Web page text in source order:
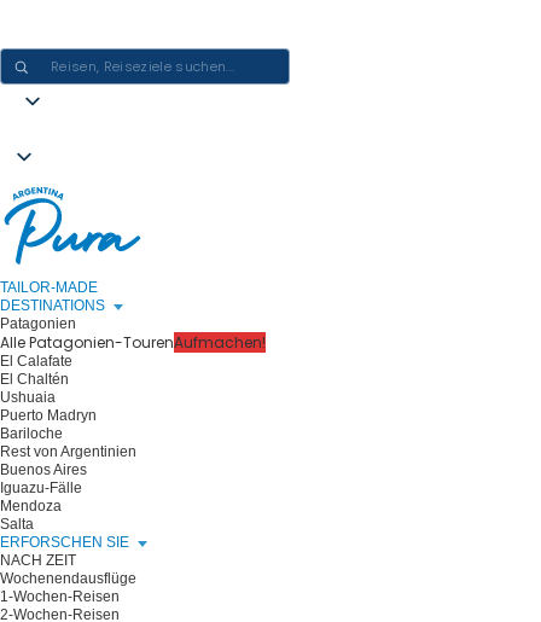
TAILOR-MADE
DESTINATIONS
Patagonien
Alle Patagonien-TourenAufmachen!
El Calafate
El Chaltén
Ushuaia
Puerto Madryn
Bariloche
Rest von Argentinien
Buenos Aires
Iguazu-Fälle
Mendoza
Salta
ERFORSCHEN SIE
NACH ZEIT
Wochenendausflüge
1-Wochen-Reisen
2-Wochen-Reisen